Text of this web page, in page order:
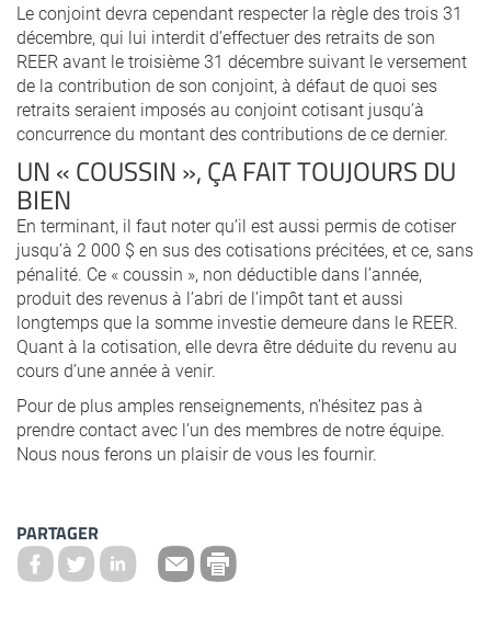
Le conjoint devra cependant respecter la règle des trois 31
décembre, qui lui interdit d’effectuer des retraits de son
REER avant le troisième 31 décembre suivant le versement
de la contribution de son conjoint, à défaut de quoi ses
retraits seraient imposés au conjoint cotisant jusqu’à
concurrence du montant des contributions de ce dernier.
UN « COUSSIN », ÇA FAIT TOUJOURS DU
BIEN
En terminant, il faut noter qu’il est aussi permis de cotiser
jusqu’à 2 000 $ en sus des cotisations précitées, et ce, sans
pénalité. Ce « coussin », non déductible dans l’année,
produit des revenus à l’abri de l’impôt tant et aussi
longtemps que la somme investie demeure dans le REER.
Quant à la cotisation, elle devra être déduite du revenu au
cours d’une année à venir.
Pour de plus amples renseignements, n’hésitez pas à
prendre contact avec l’un des membres de notre équipe.
Nous nous ferons un plaisir de vous les fournir.
PARTAGER